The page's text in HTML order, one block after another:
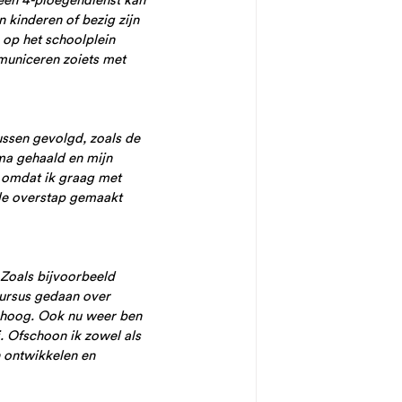
kinderen of bezig zijn
het schoolplein
zoiets met
gevolgd, zoals de
gehaald en mijn
ik graag met
overstap gemaakt
bijvoorbeeld
gedaan over
Ook nu weer ben
Ofschoon ik zowel als
en